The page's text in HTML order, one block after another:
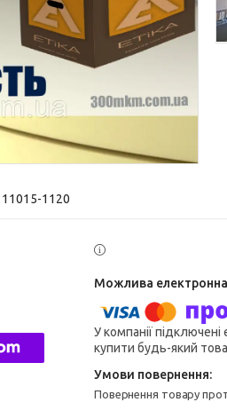
1120
У компанії
купити будь-який
повернення товару